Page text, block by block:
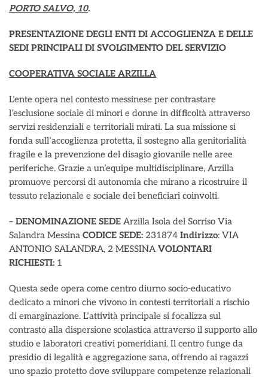
PORTO SALVO, 10.
PRESENTAZIONE DEGLI ENTI DI ACCOGLIENZA E DELLE
SEDI PRINCIPALI DI SVOLGIMENTO DEL SERVIZIO
COOPERATIVA SOCIALE ARZILLA
L’ente opera nel contesto messinese per contrastare
l’esclusione sociale di minori e donne in difficoltà attraverso
servizi residenziali e territoriali mirati. La sua missione si
fonda sull’accoglienza protetta, il sostegno alla genitorialità
fragile e la prevenzione del disagio giovanile nelle aree
periferiche. Grazie a un’equipe multidisciplinare, Arzilla
promuove percorsi di autonomia che mirano a ricostruire il
tessuto relazionale e sociale dei beneficiari coinvolti.
– DENOMINAZIONE SEDE Arzilla Isola del Sorriso Via
Salandra Messina CODICE SEDE: 231874 Indirizzo: VIA
ANTONIO SALANDRA, 2 MESSINA VOLONTARI
RICHIESTI: 1
Questa sede opera come centro diurno socio-educativo
dedicato a minori che vivono in contesti territoriali a rischio
di emarginazione. L’attività principale si focalizza sul
contrasto alla dispersione scolastica attraverso il supporto allo
studio e laboratori creativi pomeridiani. Il centro funge da
presidio di legalità e aggregazione sana, offrendo ai ragazzi
uno spazio protetto dove sviluppare competenze relazionali